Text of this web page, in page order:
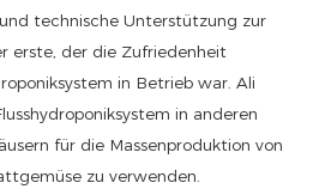
technische Unterstützung zur
erste, der die Zufriedenheit
in Betrieb war. Ali
in anderen
für die Massenproduktion von
zu verwenden.